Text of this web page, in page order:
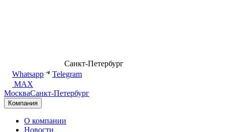
Санкт-Петербург
Whatsapp
Telegram
MAX
МоскваСанкт-Петербург
Компания
О компании
Новости